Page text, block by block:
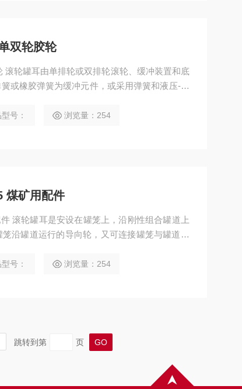
双轮胶轮
滚轮罐耳由单排轮或双排轮滚轮、缓冲装置和底
或橡胶弹簧为缓冲元件，或采用弹簧和液压-气
号： 浏览量：254
煤矿用配件
沿罐道运行的导向轮，又可连接罐笼与罐道，
号： 浏览量：254
跳转到第 页